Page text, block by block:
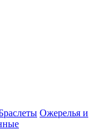
Ожерелья и